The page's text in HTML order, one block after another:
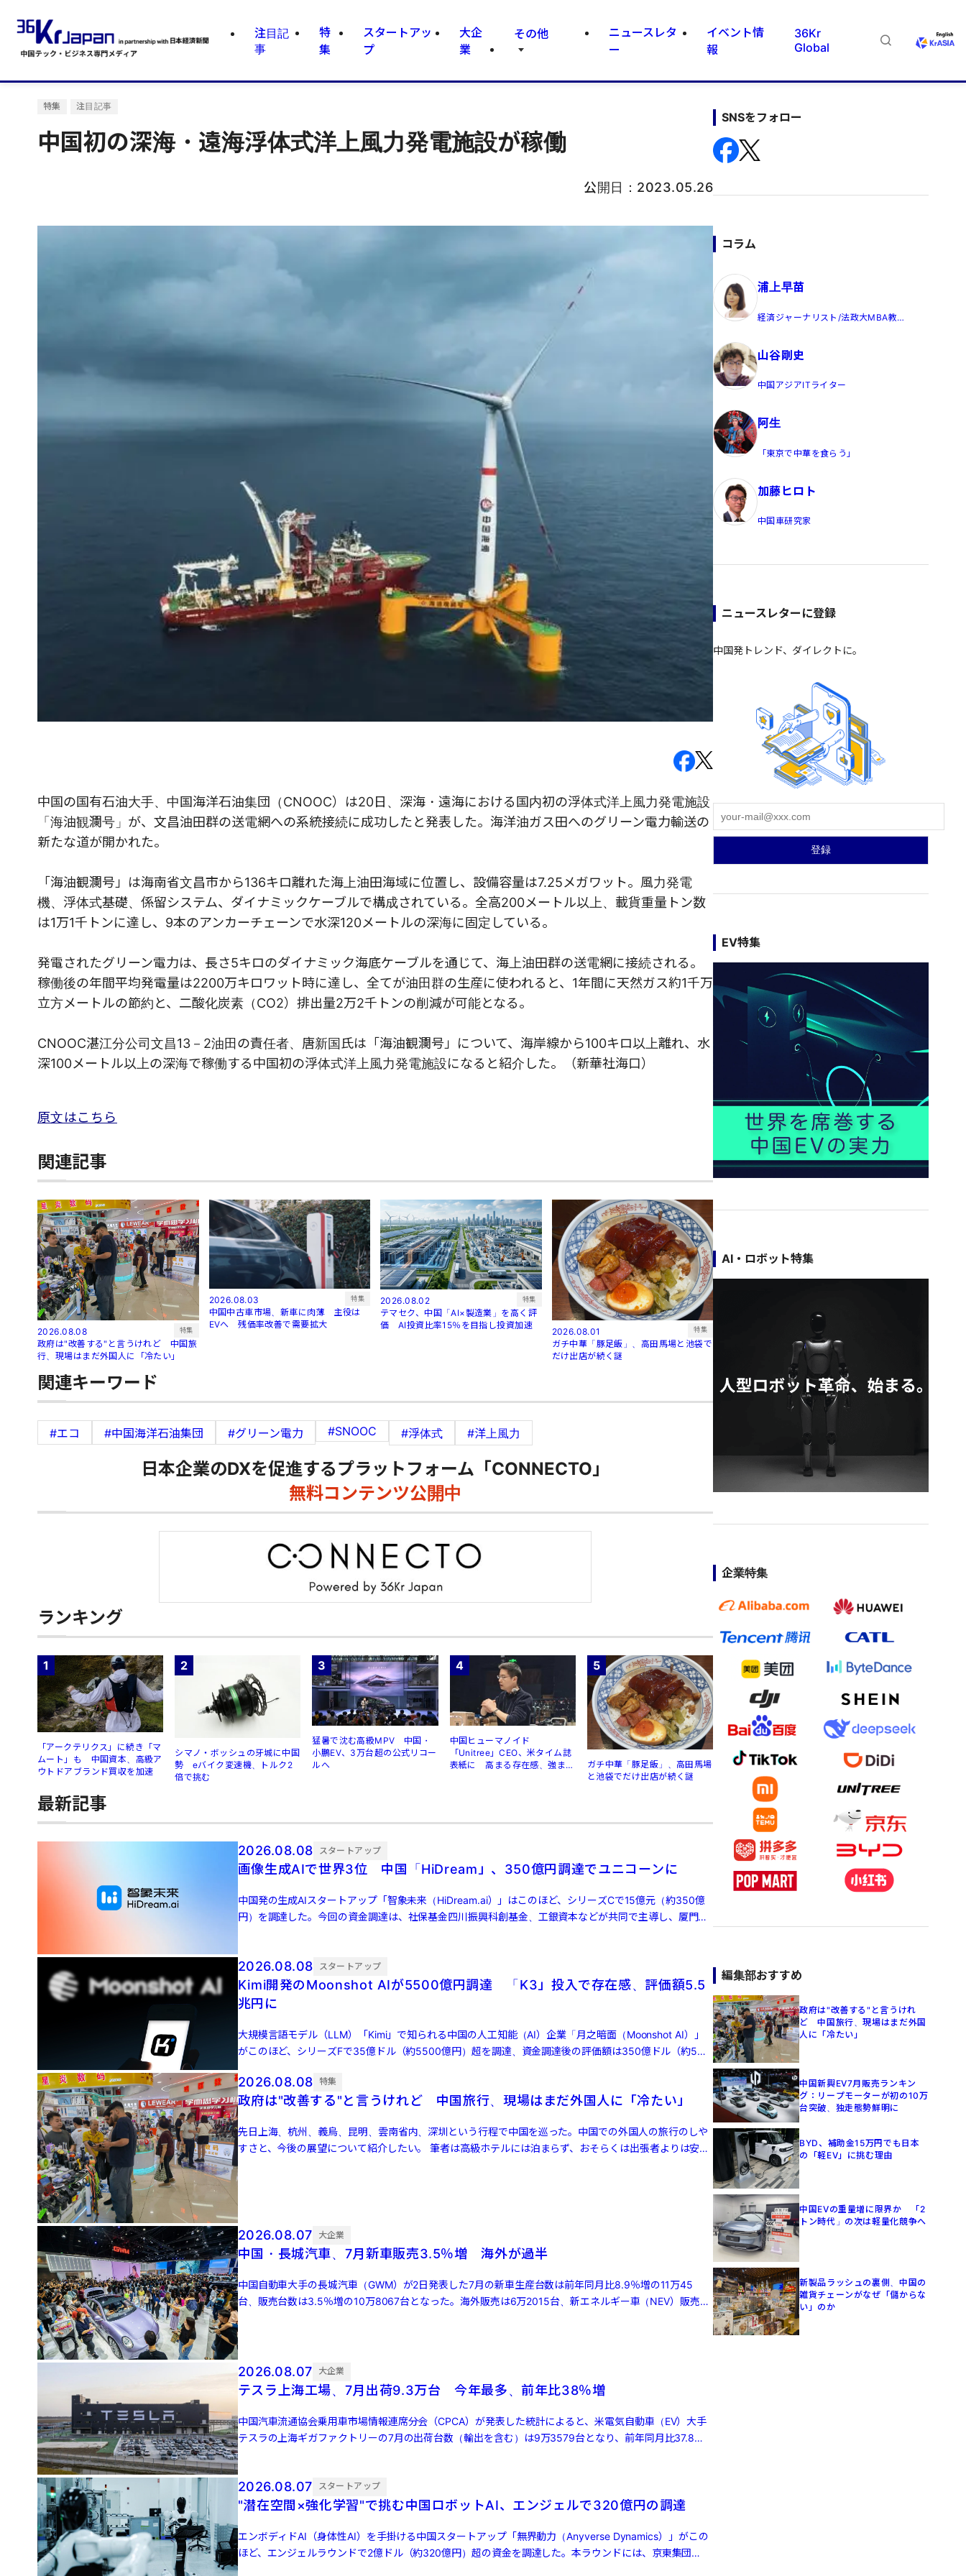
注目記
事
特
集
スタートアッ
プ
大企
業
その他
ニュースレタ
ー
イベント情
報
36Kr
Global
特集 注目記事
中国初の深海・遠海浮体式洋上風力発電施設が稼働
公開日： 2023.05.26
中国の国有石油大手、中国海洋石油集団（CNOOC）は20日、深海・遠海における国内初の浮体式洋上風力発電施設
「海油観瀾号」が、文昌油田群の送電網への系統接続に成功したと発表した。海洋油ガス田へのグリーン電力輸送の
新たな道が開かれた。
「海油観瀾号」は海南省文昌市から136キロ離れた海上油田海域に位置し、設備容量は7.25メガワット。風力発電
機、浮体式基礎、係留システム、ダイナミックケーブルで構成されている。全高200メートル以上、載貨重量トン数
は1万1千トンに達し、9本のアンカーチェーンで水深120メートルの深海に固定している。
発電されたグリーン電力は、長さ5キロのダイナミック海底ケーブルを通じて、海上油田群の送電網に接続される。
稼働後の年間平均発電量は2200万キロワット時に達し、全てが油田群の生産に使われると、1年間に天然ガス約1千万
立方メートルの節約と、二酸化炭素（CO2）排出量2万2千トンの削減が可能となる。
CNOOC湛江分公司文昌13－2油田の責任者、唐新国氏は「海油観瀾号」について、海岸線から100キロ以上離れ、水
深100メートル以上の深海で稼働する中国初の浮体式洋上風力発電施設になると紹介した。（新華社海口）
原文はこちら
関連記事
2026.08.08 特集
政府は"改善する"と言うけれど 中国旅
行、現場はまだ外国人に「冷たい」
2026.08.03 特集
中国中古車市場、新車に肉薄 主役は
EVへ 残価率改善で需要拡大
2026.08.02 特集
テマセク、中国「AI×製造業」を高く評
価 AI投資比率15％を目指し投資加速
2026.08.01 特集
ガチ中華「豚足飯」、高田馬場と池袋で
だけ出店が続く謎
関連キーワード
#エコ #中国海洋石油集団 #グリーン電力 #SNOOC #浮体式 #洋上風力
日本企業のDXを促進するプラットフォーム「CONNECTO」
無料コンテンツ公開中
ランキング
1
「アークテリクス」に続き「マ
ムート」も 中国資本、高級ア
ウトドアブランド買収を加速
2
シマノ・ボッシュの牙城に中国
勢 eバイク変速機、トルク2
倍で挑む
3
猛暑で沈む高級MPV 中国・
小鵬EV、3万台超の公式リコー
ルへ
4
中国ヒューマノイド
「Unitree」CEO、米タイム誌
表紙に 高まる存在感、強まる
5
ガチ中華「豚足飯」、高田馬場
と池袋でだけ出店が続く謎
最新記事
2026.08.08 スタートアップ
画像生成AIで世界3位 中国「HiDream」、350億円調達でユニコーンに
中国発の生成AIスタートアップ「智象未来（HiDream.ai）」はこのほど、シリーズCで15億元（約350億
円）を調達した。今回の資金調達は、社保基金四川振興科創基金、工銀資本などが共同で主導し、厦門国
2026.08.08 スタートアップ
Kimi開発のMoonshot AIが5500億円調達 「K3」投入で存在感、評価額5.5
兆円に
大規模言語モデル（LLM）「Kimi」で知られる中国の人工知能（AI）企業「月之暗面（Moonshot AI）」
がこのほど、シリーズFで35億ドル（約5500億円）超を調達、資金調達後の評価額は350億ドル（約5兆
500 […]
2026.08.08 特集
政府は"改善する"と言うけれど 中国旅行、現場はまだ外国人に「冷たい」
先日上海、杭州、義烏、昆明、雲南省内、深圳という行程で中国を巡った。中国での外国人の旅行のしや
すさと、今後の展望について紹介したい。 筆者は高級ホテルには泊まらず、おそらくは出張者よりは安
い、割引額の大きいコスパの良いホ […]
2026.08.07 大企業
中国・長城汽車、7月新車販売3.5％増 海外が過半
中国自動車大手の長城汽車（GWM）が2日発表した7月の新車生産台数は前年同月比8.9％増の11万45
台、販売台数は3.5％増の10万8067台となった。海外販売は6万2015台、新エネルギー車（NEV）販売は
3万4651 […]
2026.08.07 大企業
テスラ上海工場、7月出荷9.3万台 今年最多、前年比38％増
中国汽車流通協会乗用車市場情報連席分会（CPCA）が発表した統計によると、米電気自動車（EV）大手
テスラの上海ギガファクトリーの7月の出荷台数（輸出を含む）は9万3579台となり、前年同月比37.8％
増、前月比5.0％増 […]
2026.08.07 スタートアップ
"潜在空間×強化学習"で挑む中国ロボットAI、エンジェルで320億円の調達
エンボディドAI（身体性AI）を手掛ける中国スタートアップ「無界動力（Anyverse Dynamics）」がこの
ほど、エンジェルラウンドで2億ドル（約320億円）超の資金を調達した。本ラウンドには、京東集団
（JDドット […]
SNSをフォロー
コラム
浦上早苗
経済ジャーナリスト/法政大MBA教
山谷剛史
中国アジアITライター
阿生
「東京で中華を食らう」
加藤ヒロト
中国車研究家
ニュースレターに登録
中国発トレンド、ダイレクトに。
EV特集
AI・ロボット特集
企業特集
編集部おすすめ
政府は"改善する"と言うけれ
ど 中国旅行、現場はまだ外国
人に「冷たい」
中国新興EV7月販売ランキン
グ：リープモーターが初の10万
台突破、独走態勢鮮明に
BYD、補助金15万円でも日本
の「軽EV」に挑む理由
中国EVの重量増に限界か 「2
トン時代」の次は軽量化競争へ
新製品ラッシュの裏側、中国の
雑貨チェーンがなぜ「儲からな
い」のか